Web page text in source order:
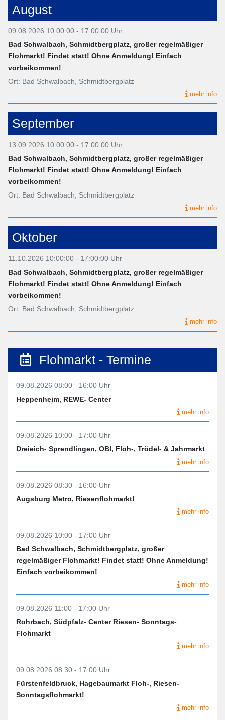
August
09.08.2026 10:00:00 - 17:00:00 Uhr
Bad Schwalbach, Schmidtbergplatz, großer regelmäßiger
Flohmarkt! Findet statt! Ohne Anmeldung! Einfach
vorbeikommen!
Ort: Bad Schwalbach, Schmidtbergplatz
mehr info
September
13.09.2026 10:00:00 - 17:00:00 Uhr
Bad Schwalbach, Schmidtbergplatz, großer regelmäßiger
Flohmarkt! Findet statt! Ohne Anmeldung! Einfach
vorbeikommen!
Ort: Bad Schwalbach, Schmidtbergplatz
mehr info
Oktober
11.10.2026 10:00:00 - 17:00:00 Uhr
Bad Schwalbach, Schmidtbergplatz, großer regelmäßiger
Flohmarkt! Findet statt! Ohne Anmeldung! Einfach
vorbeikommen!
Ort: Bad Schwalbach, Schmidtbergplatz
mehr info
Flohmarkt - Termine
09.08.2026 08:00 - 16:00 Uhr
Heppenheim, REWE- Center
mehr info
09.08.2026 10:00 - 17:00 Uhr
Dreieich- Sprendlingen, OBI, Floh-, Trödel- & Jahrmarkt
mehr info
09.08.2026 08:30 - 16:00 Uhr
Augsburg Metro, Riesenflohmarkt!
mehr info
09.08.2026 10:00 - 17:00 Uhr
Bad Schwalbach, Schmidtbergplatz, großer
regelmäßiger Flohmarkt! Findet statt! Ohne Anmeldung!
Einfach vorbeikommen!
mehr info
09.08.2026 11:00 - 17:00 Uhr
Rohrbach, Südpfalz- Center Riesen- Sonntags-
Flohmarkt
mehr info
09.08.2026 08:30 - 17:00 Uhr
Fürstenfeldbruck, Hagebaumarkt Floh-, Riesen-
Sonntagsflohmarkt!
mehr info